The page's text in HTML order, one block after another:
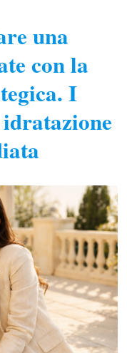
una
con la
I